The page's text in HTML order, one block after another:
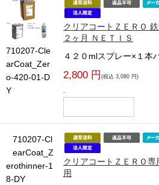
710207-Cle
arCoat_Zer
o-420-01-D
Y
クリアコートＺＥＲＯ
２ヶ月 ＮＥＴＩＳ
４２０mlスプレー×１本
2,800 円 (税込 3,080 円)
-
710207-Cl
earCoat_Z
erothinner-1
8-DY
クリアコートＺＥＲＯ
用